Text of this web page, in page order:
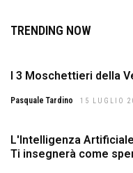
TRENDING NOW
I 3 Moschettieri della
Pasquale Tardino 15 LUGLIO
L'Intelligenza
Ti insegnerà come